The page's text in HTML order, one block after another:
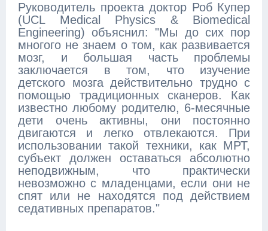
Руководитель проекта доктор Роб Купер
(UCL Medical Physics & Biomedical
Engineering) объяснил: "Мы до сих пор
многого не знаем о том, как развивается
мозг, и большая часть проблемы
заключается в том, что изучение
детского мозга действительно трудно с
помощью традиционных сканеров. Как
известно любому родителю, 6-месячные
дети очень активны, они постоянно
двигаются и легко отвлекаются. При
использовании такой техники, как МРТ,
субъект должен оставаться абсолютно
неподвижным, что практически
невозможно с младенцами, если они не
спят или не находятся под действием
седативных препаратов."